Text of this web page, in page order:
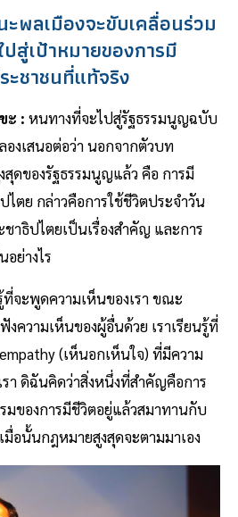
ะพลเมืองจะขับเคลื่อนร่วม
สู่เป้าหมายของการมี
ชาชนที่แท้จริง
ะ : หนทางที่จะไปสู่รัฐธรรมนูญฉบับ
งเสนอต่อว่า นอกจากตัวบท
ดของรัฐธรรมนูญแล้ว คือ การมี
ตย กล่าวคือการใช้ชีวิตประจำวัน
าธิปไตยเป็นเรื่องสำคัญ และการ
อย่างไร
ที่จะพูดความเห็นของเรา ขณะ
งความเห็นของผู้อื่นด้วย เราเรียนรู้ที่
(เห็นอกเห็นใจ) ที่มีความ
า ดิฉันคิดว่าสิ่งหนึ่งที่สำคัญคือการ
ของการมีชีวิตอยู่แล้วสมาทานกับ
อนั้นกฎหมายสูงสุดจะตามมาเอง